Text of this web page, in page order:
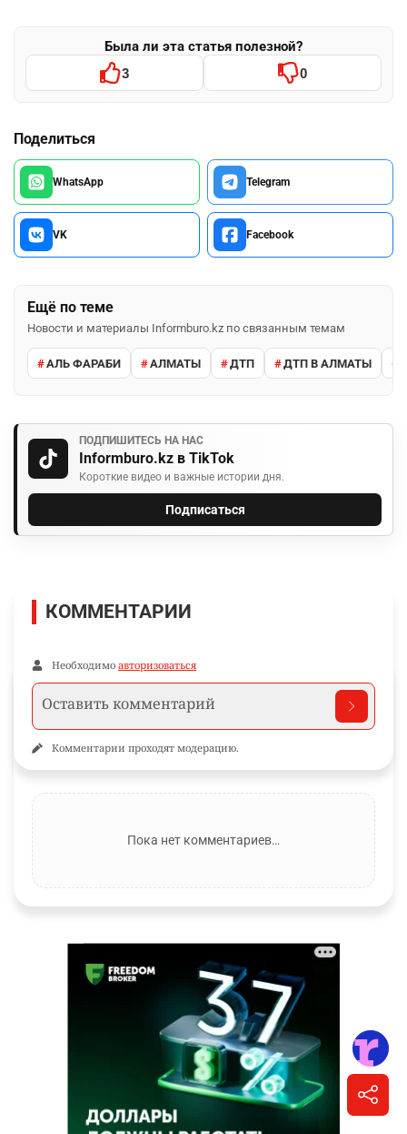
Была ли эта статья полезной?
3 0
Поделиться
WhatsApp Telegram
VK Facebook
Ещё по теме
Новости и материалы Informburo.kz по связанным темам
АЛЬ ФАРАБИ АЛМАТЫ ДТП ДТП В АЛМАТЫ
ПОДПИШИТЕСЬ НА НАС
Informburo.kz в TikTok
Короткие видео и важные истории дня.
Подписаться
КОММЕНТАРИИ
Необходимо авторизоваться
Комментарии проходят модерацию.
Пока нет комментариев…